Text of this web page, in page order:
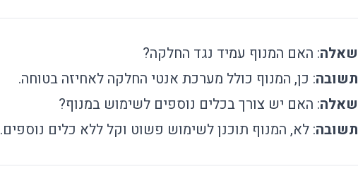
שאלה: האם המנוף עמיד נגד החלקה?
תשובה: כן, המנוף כולל מערכת אנטי החלקה לאחיזה בטוחה.
שאלה: האם יש צורך בכלים נוספים לשימוש במנוף?
תשובה: לא, המנוף תוכנן לשימוש פשוט וקל ללא כלים נוספים.